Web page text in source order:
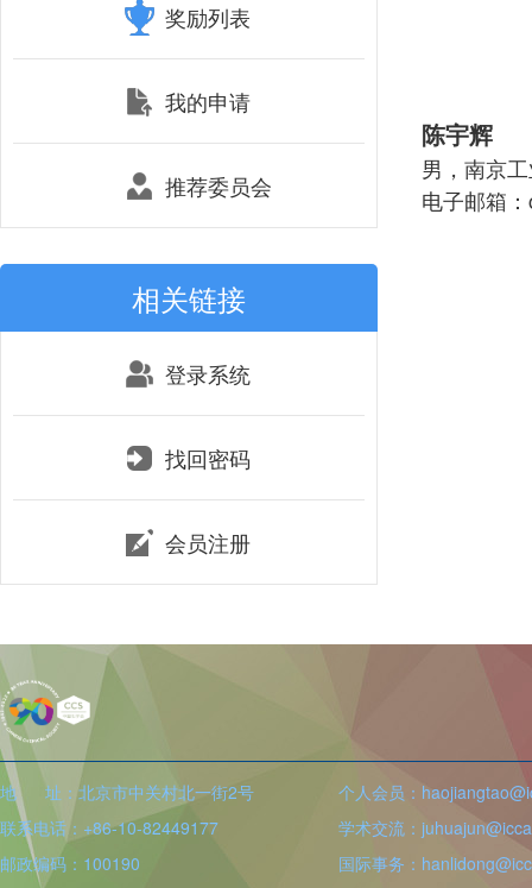
奖励列表
我的申请
推荐委员会
相关链接
登录系统
找回密码
会员注册
陈宇辉
男，南京
电子邮箱
地 址：北京市中关村北一街2号
联系电话：+86-10-82449177
邮政编码：100190
个人会员：
学术交流：
国际事务：